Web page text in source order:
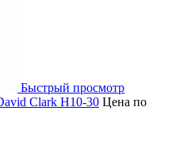
Быстрый просмотр
Clark H10-30 Цена по